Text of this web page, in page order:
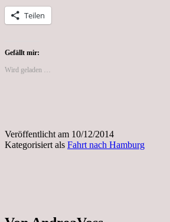
Teilen
Gefällt mir:
Wird geladen …
Veröffentlicht am 10/12/2014
Kategorisiert als Fahrt nach Hamburg